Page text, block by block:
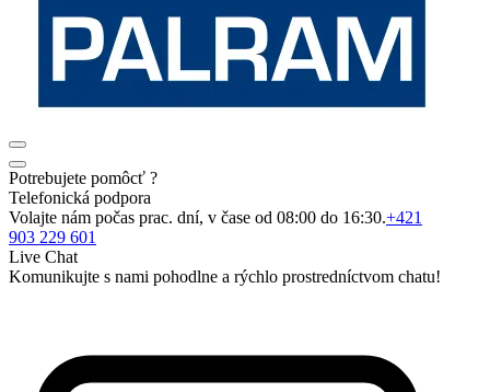
Potrebujete pomôcť ?
Telefonická podpora
Volajte nám počas prac. dní, v čase od 08:00 do 16:30.+421
903 229 601
Live Chat
Komunikujte s nami pohodlne a rýchlo prostredníctvom chatu!